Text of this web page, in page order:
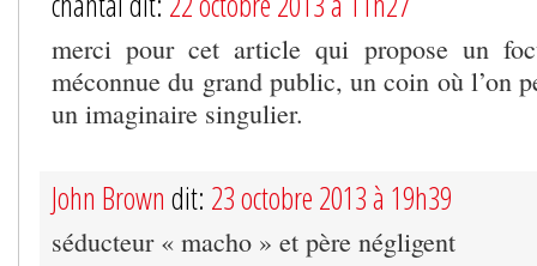
merci pour cet article qui propose un
méconnue du grand public, un coin où l’on
un imaginaire singulier.
John Brown dit: 23 octobre 2013 à 19h39
séducteur « macho » et père négligent